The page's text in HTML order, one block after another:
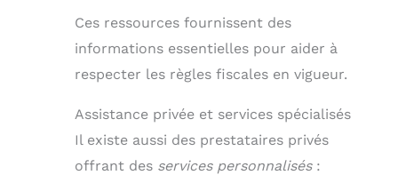
Ces ressources fournissent des
informations essentielles pour aider à
respecter les règles fiscales en vigueur.
Assistance privée et services spécialisés
Il existe aussi des prestataires privés
offrant des services personnalisés: